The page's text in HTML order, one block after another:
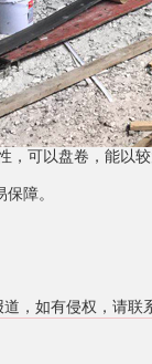
可以盘卷，能以较
障。
，如有侵权，请